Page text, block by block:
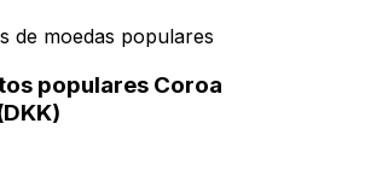
de moedas populares
populares Coroa